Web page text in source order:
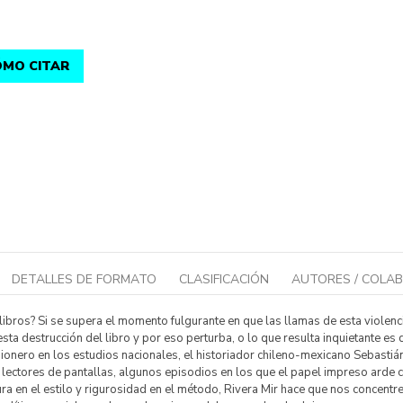
CITAR
Si se supera el momento fulgurante en que las llamas de esta
destrucción del libro y por eso perturba, o lo que resulta inquietante es
en los estudios nacionales, el historiador chileno-mexicano
de pantallas, algunos episodios en los que el papel impreso arde
en el estilo y rigurosidad en el método, Rivera Mir hace que nos
DETALLES DE FORMATO CLASIFICACIÓN AUTORES /